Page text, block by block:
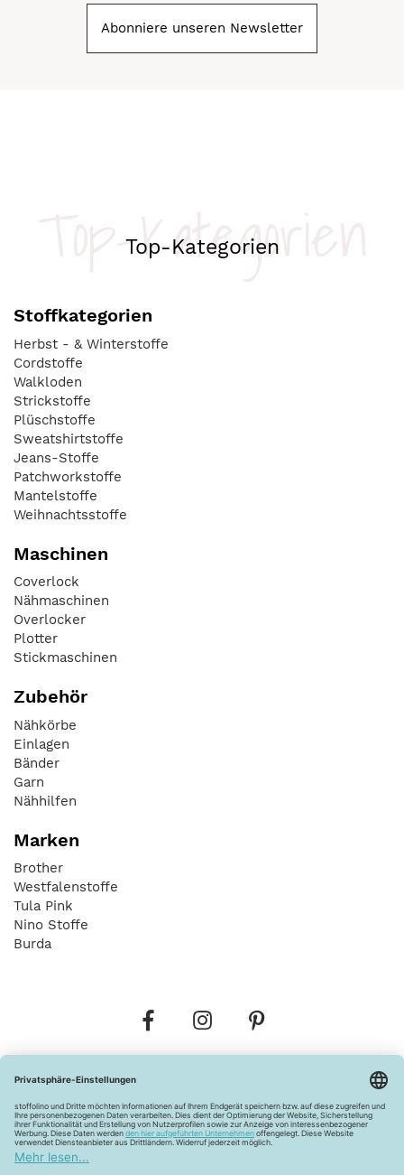
Abonniere unseren Newsletter
Top-Kategorien
Top-Kategorien
Stoffkategorien
Herbst - & Winterstoffe
Cordstoffe
Walkloden
Strickstoffe
Plüschstoffe
Sweatshirtstoffe
Jeans-Stoffe
Patchworkstoffe
Mantelstoffe
Weihnachtsstoffe
Maschinen
Coverlock
Nähmaschinen
Overlocker
Plotter
Stickmaschinen
Zubehör
Nähkörbe
Einlagen
Bänder
Garn
Nähhilfen
Marken
Brother
Westfalenstoffe
Tula Pink
Nino Stoffe
Burda
Widerrufsbelehrung Vertrag widerrufen
Barrierefreiheitserklärung